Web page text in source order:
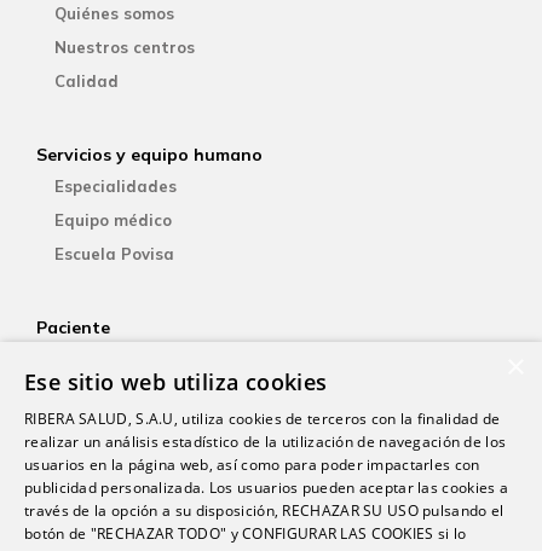
Quiénes somos
Nuestros centros
Calidad
Servicios y equipo humano
Especialidades
Equipo médico
Escuela Povisa
Paciente
YOsalud
Atención al paciente
Guía del paciente
Consentimiento informado
Paciente internacional
Ese sitio web utiliza cookies
RIBERA SALUD, S.A.U, utiliza cookies de terceros con la finalidad de
realizar un análisis estadístico de la utilización de navegación de los
usuarios en la página web, así como para poder impactarles con
publicidad personalizada. Los usuarios pueden aceptar las cookies a
través de la opción a su disposición, RECHAZAR SU USO pulsando el
botón de "RECHAZAR TODO" y CONFIGURAR LAS COOKIES si lo